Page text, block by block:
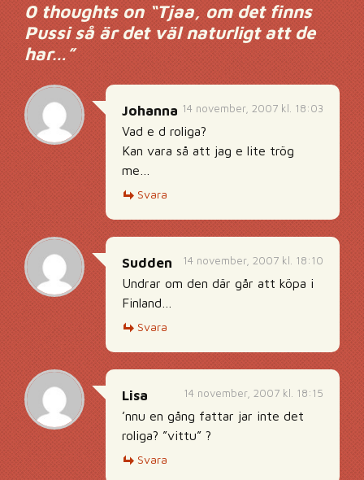
0 thoughts on “Tjaa, om det finns
Pussi så är det väl naturligt att de
har…”
14 november, 2007 kl. 18:03
Johanna
Vad e d roliga?
Kan vara så att jag e lite trög
me…
Svara
14 november, 2007 kl. 18:10
Sudden
Undrar om den där går att köpa i
Finland…
Svara
14 november, 2007 kl. 18:15
Lisa
’nnu en gång fattar jar inte det
roliga? ”vittu” ?
Svara